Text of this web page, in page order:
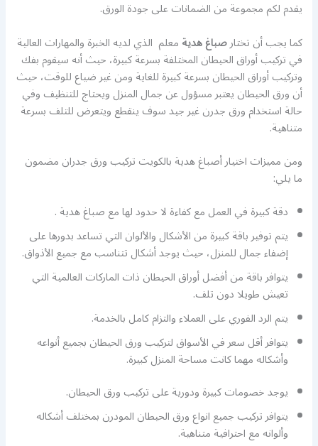
يقدم لكم مجموعة من الضمانات على جودة الورق.
كما يجب أن تختارصباغ هديةمعلم الذي لديه الخبرة والمهارات العالية
في تركيب أوراق الحيطان المختلفة بسرعة كبيرة، حيث أنه سيقوم بفك
وتركيب أوراق الحيطان بسرعة كبيرة للغاية ومن غير ضياع للوقت، حيث
أن ورق الحيطان يعتبر مسؤول عن جمال المنزل ويحتاج للتنظيف وفي
حالة استخدام ورق جدرن غير جيد سوف ينقطع ويتعرض للتلف بسرعة
متناهية.
ومن مميزات اختيار أصباغ هدية بالكويت تركيب ورق جدران مضمون
ما يلي:
دقة كبيرة في العمل مع كفاءة لا حدود لها مع صباغ هدية .
يتم توفير باقة كبيرة من الأشكال والألوان التي تساعد بدورها على
إضفاء جمال للمنزل، حيث يوجد أشكال تتناسب مع جميع الأذواق.
يتوافر باقة من أفضل أوراق الحيطان ذات الماركات العالمية التي
تعيش طويلا دون تلف.
يتم الرد الفوري على العملاء والتزام كامل بالخدمة.
يتوافر أقل سعر في الأسواق لتركيب ورق الحيطان بجميع أنواعه
وأشكاله مهما كانت مساحة المنزل كبيرة.
يوجد خصومات كبيرة ودورية على تركيب ورق الحيطان.
يتوافر تركيب جميع انواع ورق الحيطان المودرن بمختلف أشكاله
وألوانه مع احترافية متناهية.